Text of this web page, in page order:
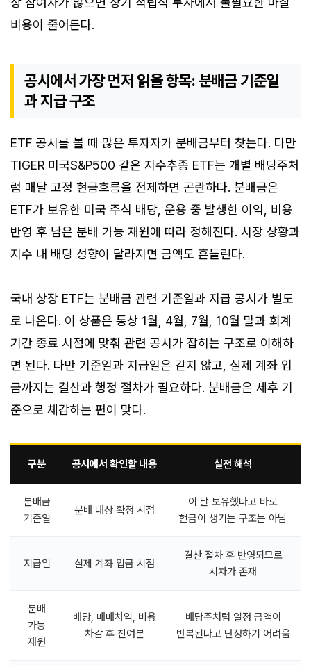
비용이 줄어든다.
공시에서 가장 먼저 읽을 항목: 분배금 기준일
과 지급 구조
ETF 공시를 볼 때 많은 투자자가 분배금부터 찾는다. 다만
TIGER 미국S&P500 같은 지수추종 ETF는 개별 배당주처
럼 매달 고정 현금흐름을 전제하면 곤란하다. 분배금은
ETF가 보유한 미국 주식 배당, 운용 중 발생한 이익, 비용
반영 후 남은 분배 가능 재원에 따라 정해진다. 시장 상황과
지수 내 배당 성향이 달라지면 금액도 흔들린다.
국내 상장 ETF는 분배금 관련 기준일과 지급 공시가 별도
로 나온다. 이 상품은 통상 1월, 4월, 7월, 10월 말과 회계
기간 종료 시점에 맞춰 관련 공시가 잡히는 구조로 이해하
면 된다. 다만 기준일과 지급일은 같지 않고, 실제 계좌 입
금까지는 결산과 행정 절차가 필요하다. 분배금은 세후 기
준으로 체감하는 편이 맞다.
구분 공시에서 확인할 내용 실전 해석
분배금
기준일
분배 대상 확정 시점
이 날 보유했다고 바로
현금이 생기는 구조는 아님
지급일 실제 계좌 입금 시점
결산 절차 후 반영되므로
시차가 존재
분배
가능
재원
배당, 매매차익, 비용
차감 후 잔여분
배당주처럼 일정 금액이
반복된다고 단정하기 어려움